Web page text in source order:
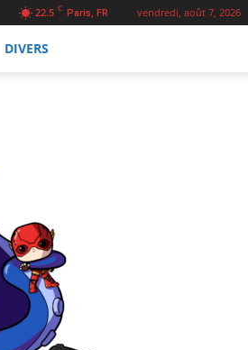
22.5 C Paris, FR vendredi, août 7, 2026
DIVERS